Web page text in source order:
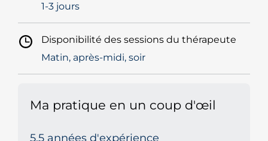
1-3 jours
Disponibilité des sessions du thérapeute
Matin, après-midi, soir
Ma pratique en un coup d'œil
5,5 années d'expérience